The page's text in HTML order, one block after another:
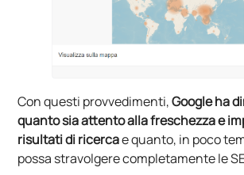
Con questi provvedimenti,Google ha
quanto sia attento alla freschezza e
risultati di ricercae quanto, in poco
possa stravolgere completamente le